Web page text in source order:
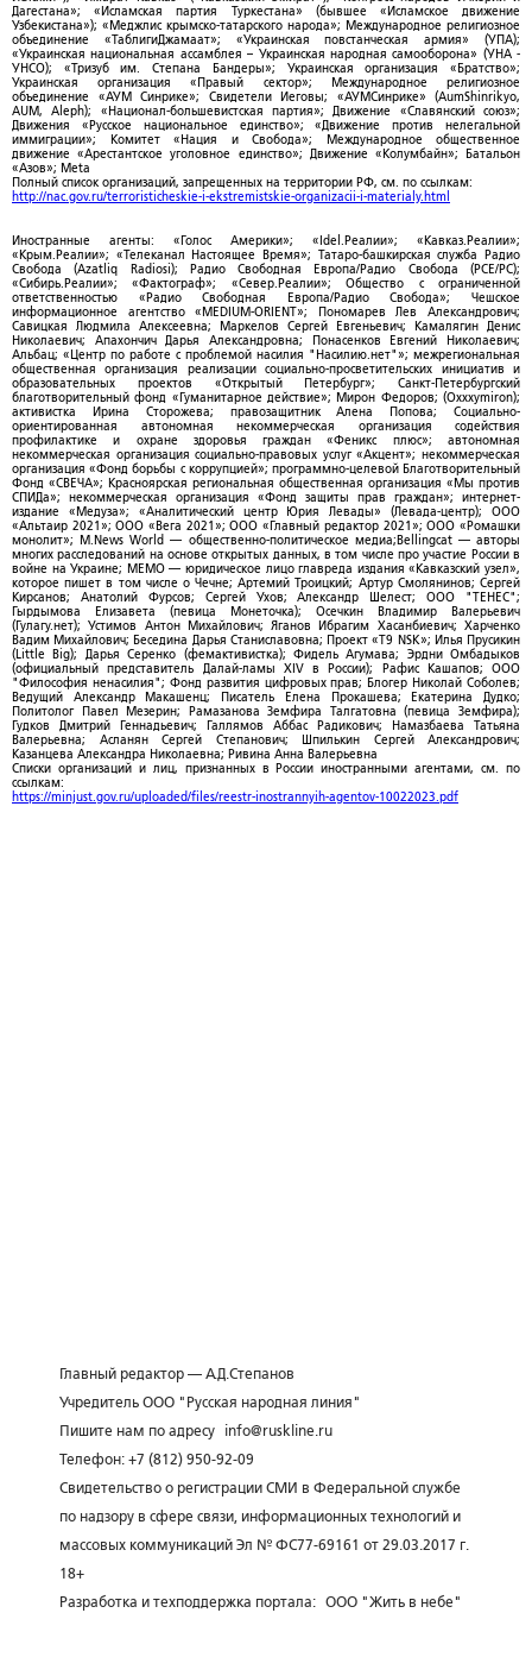
Дагестана»; «Исламская партия Туркестана» (бывшее «Исламское движение
Узбекистана»); «Меджлис крымско-татарского народа»; Международное религиозное
объединение «ТаблигиДжамаат»; «Украинская повстанческая армия» (УПА);
«Украинская национальная ассамблея – Украинская народная самооборона» (УНА -
УНСО); «Тризуб им. Степана Бандеры»; Украинская организация «Братство»;
Украинская организация «Правый сектор»; Международное религиозное
объединение «АУМ Синрике»; Свидетели Иеговы; «АУМСинрике» (AumShinrikyo,
AUM, Aleph); «Национал-большевистская партия»; Движение «Славянский союз»;
Движения «Русское национальное единство»; «Движение против нелегальной
иммиграции»; Комитет «Нация и Свобода»; Международное общественное
движение «Арестантское уголовное единство»; Движение «Колумбайн»; Батальон
«Азов»; Meta
Полный список организаций, запрещенных на территории РФ, см. по ссылкам:
http://nac.gov.ru/terroristicheskie-i-ekstremistskie-organizacii-i-materialy.html
Иностранные агенты: «Голос Америки»; «Idel.Реалии»; «Кавказ.Реалии»;
«Крым.Реалии»; «Телеканал Настоящее Время»; Татаро-башкирская служба Радио
Свобода (Azatliq Radiosi); Радио Свободная Европа/Радио Свобода (PCE/PC);
«Сибирь.Реалии»; «Фактограф»; «Север.Реалии»; Общество с ограниченной
ответственностью «Радио Свободная Европа/Радио Свобода»; Чешское
информационное агентство «MEDIUM-ORIENT»; Пономарев Лев Александрович;
Савицкая Людмила Алексеевна; Маркелов Сергей Евгеньевич; Камалягин Денис
Николаевич; Апахончич Дарья Александровна; Понасенков Евгений Николаевич;
Альбац; «Центр по работе с проблемой насилия "Насилию.нет"»; межрегиональная
общественная организация реализации социально-просветительских инициатив и
образовательных проектов «Открытый Петербург»; Санкт-Петербургский
благотворительный фонд «Гуманитарное действие»; Мирон Федоров; (Oxxxymiron);
активистка Ирина Сторожева; правозащитник Алена Попова; Социально-
ориентированная автономная некоммерческая организация содействия
профилактике и охране здоровья граждан «Феникс плюс»; автономная
некоммерческая организация социально-правовых услуг «Акцент»; некоммерческая
организация «Фонд борьбы с коррупцией»; программно-целевой Благотворительный
Фонд «СВЕЧА»; Красноярская региональная общественная организация «Мы против
СПИДа»; некоммерческая организация «Фонд защиты прав граждан»; интернет-
издание «Медуза»; «Аналитический центр Юрия Левады» (Левада-центр); ООО
«Альтаир 2021»; ООО «Вега 2021»; ООО «Главный редактор 2021»; ООО «Ромашки
монолит»; M.News World — общественно-политическое медиа;Bellingcat — авторы
многих расследований на основе открытых данных, в том числе про участие России в
войне на Украине; МЕМО — юридическое лицо главреда издания «Кавказский узел»,
которое пишет в том числе о Чечне; Артемий Троицкий; Артур Смолянинов; Сергей
Кирсанов; Анатолий Фурсов; Сергей Ухов; Александр Шелест; ООО "ТЕНЕС";
Гырдымова Елизавета (певица Монеточка); Осечкин Владимир Валерьевич
(Гулагу.нет); Устимов Антон Михайлович; Яганов Ибрагим Хасанбиевич; Харченко
Вадим Михайлович; Беседина Дарья Станиславовна; Проект «T9 NSK»; Илья Прусикин
(Little Big); Дарья Серенко (фемактивистка); Фидель Агумава; Эрдни Омбадыков
(официальный представитель Далай-ламы XIV в России); Рафис Кашапов; ООО
"Философия ненасилия"; Фонд развития цифровых прав; Блогер Николай Соболев;
Ведущий Александр Макашенц; Писатель Елена Прокашева; Екатерина Дудко;
Политолог Павел Мезерин; Рамазанова Земфира Талгатовна (певица Земфира);
Гудков Дмитрий Геннадьевич; Галлямов Аббас Радикович; Намазбаева Татьяна
Валерьевна; Асланян Сергей Степанович; Шпилькин Сергей Александрович;
Казанцева Александра Николаевна; Ривина Анна Валерьевна
Списки организаций и лиц, признанных в России иностранными агентами, см. по
ссылкам:
https://minjust.gov.ru/uploaded/files/reestr-inostrannyih-agentov-10022023.pdf
Главный редактор — А.Д.Степанов
Учредитель ООО "Русская народная линия"
Пишите нам по адресу
info@ruskline.ru
Телефон: +7 (812) 950-92-09
Свидетельство о регистрации СМИ в Федеральной службе
по надзору в сфере связи, информационных технологий и
массовых коммуникаций Эл № ФС77-69161 от 29.03.2017 г.
18+
Разработка и техподдержка портала: ООО "Жить в небе"